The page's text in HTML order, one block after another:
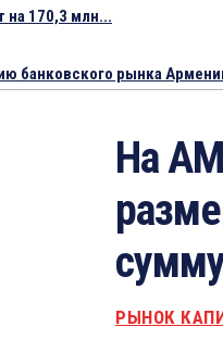
170,3 млн...
банковского рынка
На
РЫНОК